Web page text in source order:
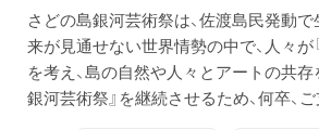
さどの島銀河芸術祭は、佐渡島民発動
来が見通せない世界情勢の中で、人々が
を考え、島の自然や人々とアートの共存
銀河芸術祭』を継続させるため、何卒、